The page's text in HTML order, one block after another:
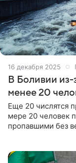
16 декабря 2025
В Боливии из-
менее 20
Еще 20 числятся
мере 20 человек
пропавшими без